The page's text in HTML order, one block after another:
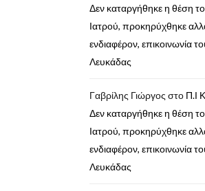
Δεν καταργήθηκε η θέση
Ιατρού, προκηρύχθηκε
ενδιαφέρον, επικοινωνία
Λευκάδας
Γαβρίλης Γιώργος στο Π.Ι
Δεν καταργήθηκε η θέση
Ιατρού, προκηρύχθηκε
ενδιαφέρον, επικοινωνία
Λευκάδας